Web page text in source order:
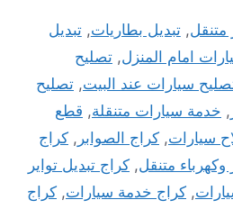
متنقل,تبديل بطاريات,تبديل
امام المنزل, تصليح
سيارات عند البيت, تصليح
, خدمة سيارات متنقلة, قطع
سيارات, كراج الصوابر , كراج
متنقل, كراج تبديل تواير
, كراج خدمة سيارات, كراج